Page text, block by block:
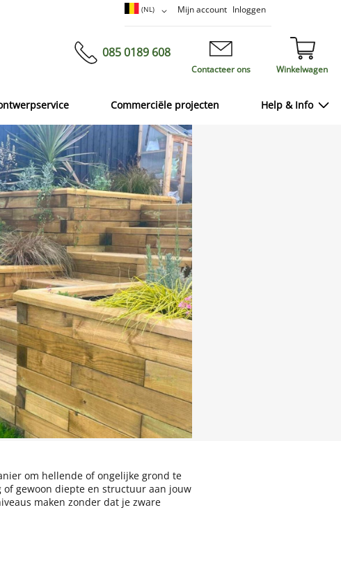
Mijn account Inloggen
inhoud
Taal(NL)
Winkelwagen
085 0189 608
Contacteer ons
Commerciële projecten Help & Info
om hellende of ongelijke grond te
gewoon diepte en structuur aan jouw
maken zonder dat je zware